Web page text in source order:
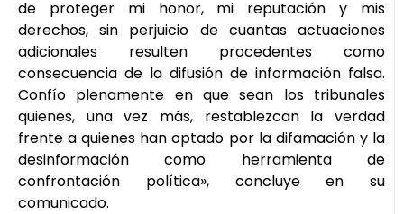
de proteger mi honor, mi reputación y mis
derechos, sin perjuicio de cuantas actuaciones
adicionales resulten procedentes como
consecuencia de la difusión de información falsa.
Confío plenamente en que sean los tribunales
quienes, una vez más, restablezcan la verdad
frente a quienes han optado por la difamación y la
desinformación como herramienta de
confrontación política», concluye en su
comunicado.